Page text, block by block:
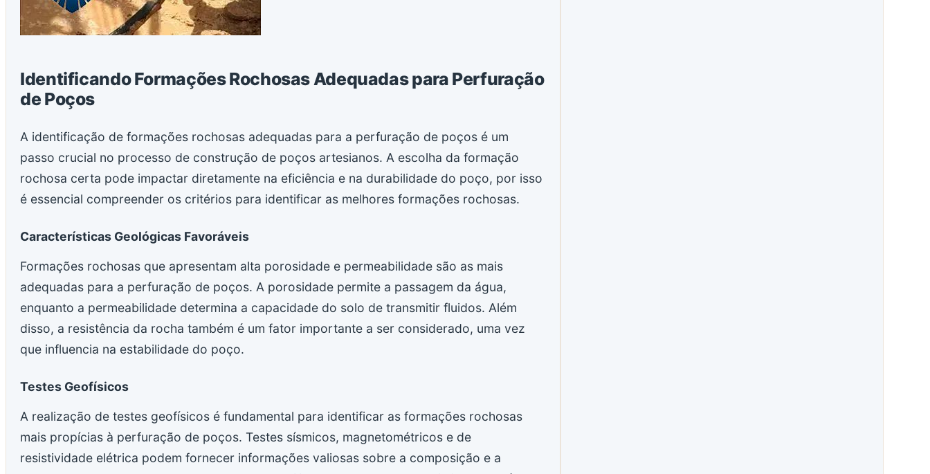
Identificando Formações Rochosas Adequadas para Perfuração
de Poços
A identificação de formações rochosas adequadas para a perfuração de poços é um
passo crucial no processo de construção de poços artesianos. A escolha da formação
rochosa certa pode impactar diretamente na eficiência e na durabilidade do poço, por isso
é essencial compreender os critérios para identificar as melhores formações rochosas.
Características Geológicas Favoráveis
Formações rochosas que apresentam alta porosidade e permeabilidade são as mais
adequadas para a perfuração de poços. A porosidade permite a passagem da água,
enquanto a permeabilidade determina a capacidade do solo de transmitir fluidos. Além
disso, a resistência da rocha também é um fator importante a ser considerado, uma vez
que influencia na estabilidade do poço.
Testes Geofísicos
A realização de testes geofísicos é fundamental para identificar as formações rochosas
mais propícias à perfuração de poços. Testes sísmicos, magnetométricos e de
resistividade elétrica podem fornecer informações valiosas sobre a composição e a